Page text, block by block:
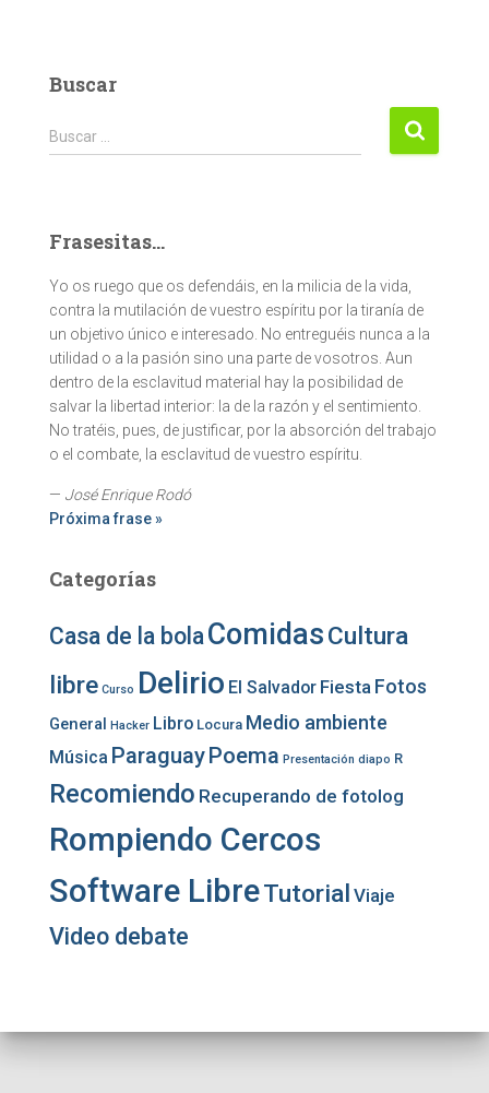
Buscar
Buscar:
Buscar …
Frasesitas...
Yo os ruego que os defendáis, en la milicia de la vida,
contra la mutilación de vuestro espíritu por la tiranía de
un objetivo único e interesado. No entreguéis nunca a la
utilidad o a la pasión sino una parte de vosotros. Aun
dentro de la esclavitud material hay la posibilidad de
salvar la libertad interior: la de la razón y el sentimiento.
No tratéis, pues, de justificar, por la absorción del trabajo
o el combate, la esclavitud de vuestro espíritu.
— José Enrique Rodó
Próxima frase »
Categorías
Casa de la bolaComidasCultura
libre Curso Delirio El Salvador Fiesta Fotos
General Hacker Libro Locura Medio ambiente
Música ParaguayPoema Presentación diapo R
Recomiendo Recuperando de fotolog
Rompiendo Cercos
Software LibreTutorial Viaje
Video debate